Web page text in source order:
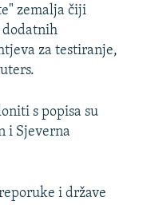
zemalja čiji
dodatnih
za testiranje,
s popisa su
i Sjeverna
i države